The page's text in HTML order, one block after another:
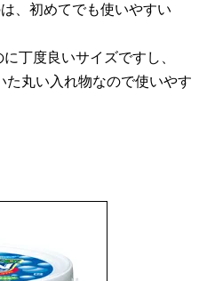
、初めてでも使いやすい
丁度良いサイズですし、
た丸い入れ物なので使いやす